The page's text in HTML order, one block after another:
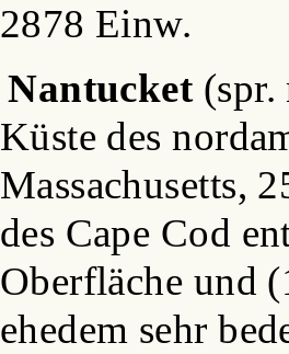
2878 Einw.
Nantucket(spr.
Küste des
Massachusetts,
des Cape Cod
Oberfläche und
ehedem sehr